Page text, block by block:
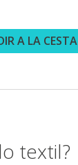
A LA CESTA
textil?